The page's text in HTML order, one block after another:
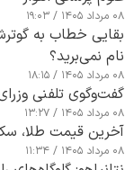
۰۸ مرداد ۱۴۰۵ / ۱۹:۰۳
بقایی خطاب به
نام نمی‌برید؟
۰۸ مرداد ۱۴۰۵ / ۱۸:۱۵
گفت‌وگوی تلفنی
۰۸ مرداد ۱۴۰۵ / ۱۳:۲۷
آخرین قیمت طلا، سکه ودلار8
۰۸ مرداد ۱۴۰۵ / ۱۱:۳۴